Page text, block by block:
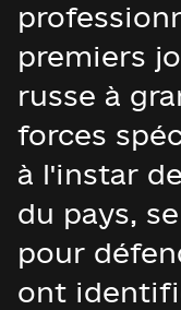
premiers
russe à
forces
à l'instar
du pays,
pour
ont